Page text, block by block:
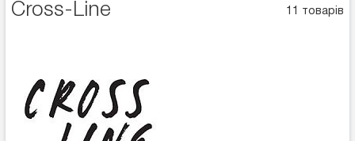
Cross-Line 11 товарів